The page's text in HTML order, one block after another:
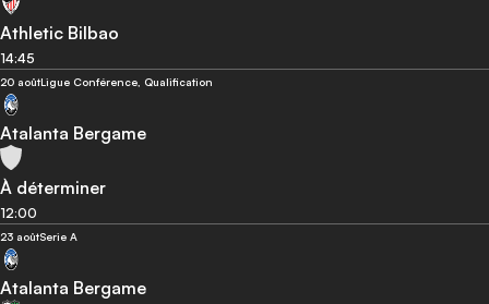
Athletic Bilbao
14:45
20 aoûtLigue Conférence, Qualification
Atalanta Bergame
À déterminer
12:00
23 aoûtSerie A
Atalanta Bergame